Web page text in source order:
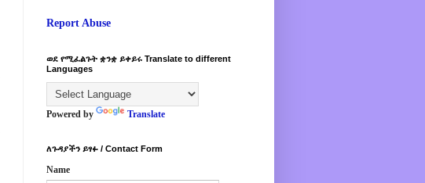
Report Abuse
ወደ የሚፈልጉት ቋንቋ ይቀይሩ Translate to different
Languages
Powered by Translate
ለጉዳያችን ይፃፉ / Contact Form
Name